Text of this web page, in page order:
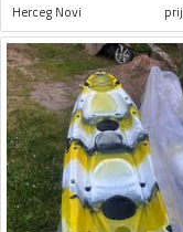
Herceg Novi